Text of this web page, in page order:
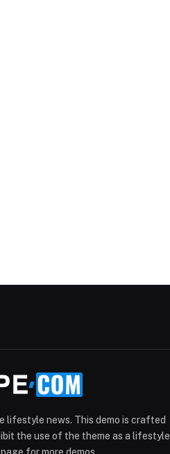
lifestyle news. This demo is crafted
the use of the theme as a lifestyle